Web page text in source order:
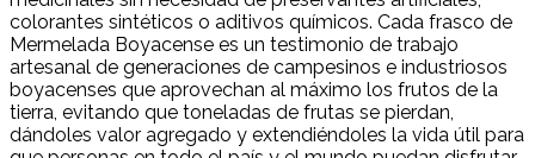
colorantes sintéticos o aditivos químicos. Cada frasco de
Mermelada Boyacense es un testimonio de trabajo
artesanal de generaciones de campesinos e industriosos
boyacenses que aprovechan al máximo los frutos de la
tierra, evitando que toneladas de frutas se pierdan,
dándoles valor agregado y extendiéndoles la vida útil para